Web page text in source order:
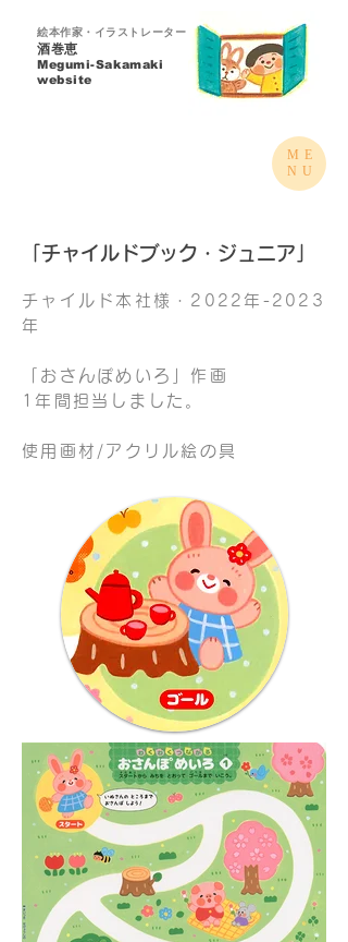
ME
NU
絵本作家・イラストレーター
酒巻恵
Megumi-Sakamaki​
website
「チャイルドブック・ジュニア
チャイルド本社様・ 2022年- 2023
年
おさんぽめいろ」作 画
​1年間 担当しました。
​使用画材/アクリル絵の具